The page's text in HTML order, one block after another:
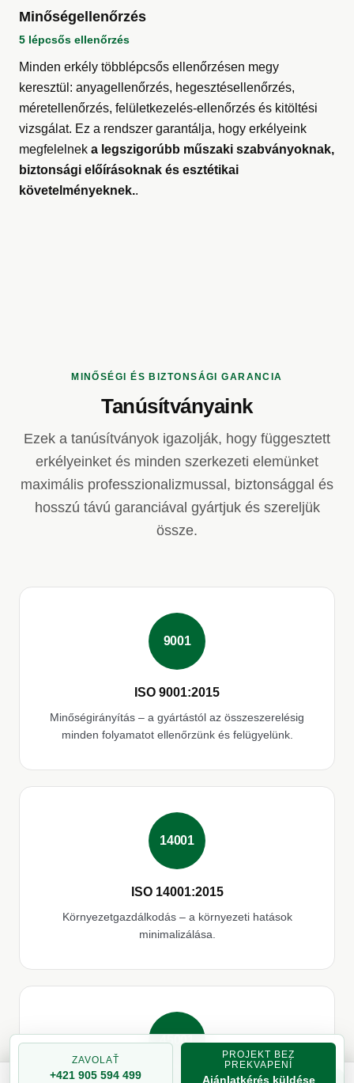
Minőségellenőrzés
5 lépcsős ellenőrzés
Minden erkély többlépcsős ellenőrzésen megy
keresztül: anyagellenőrzés, hegesztésellenőrzés,
méretellenőrzés, felületkezelés-ellenőrzés és kitöltési
vizsgálat. Ez a rendszer garantálja, hogy erkélyeink
megfelelnek a legszigorúbb műszaki szabványoknak,
biztonsági előírásoknak és esztétikai
követelményeknek..
MINŐSÉGI ÉS BIZTONSÁGI GARANCIA
Tanúsítványaink
Ezek a tanúsítványok igazolják, hogy függesztett
erkélyeinket és minden szerkezeti elemünket
maximális professzionalizmussal, biztonsággal és
hosszú távú garanciával gyártjuk és szereljük
össze.
9001
ISO 9001:2015
Minőségirányítás – a gyártástól az összeszerelésig
minden folyamatot ellenőrzünk és felügyelünk.
14001
ISO 14001:2015
Környezetgazdálkodás – a környezeti hatások
minimalizálása.
45001
ZAVOLAŤ
+421 905 594 499
PROJEKT BEZ
PREKVAPENÍ
Ajánlatkérés küldése